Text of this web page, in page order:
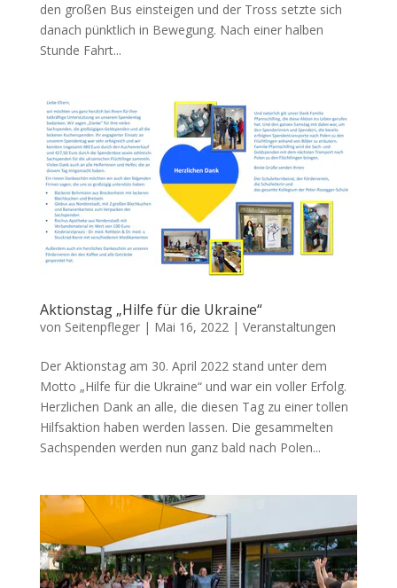
den großen Bus einsteigen und der Tross setzte sich
danach pünktlich in Bewegung. Nach einer halben
Stunde Fahrt...
Aktionstag „Hilfe für die Ukraine“
von Seitenpfleger| Mai 16, 2022| Veranstaltungen
Der Aktionstag am 30. April 2022 stand unter dem
Motto „Hilfe für die Ukraine“ und war ein voller Erfolg.
Herzlichen Dank an alle, die diesen Tag zu einer tollen
Hilfsaktion haben werden lassen. Die gesammelten
Sachspenden werden nun ganz bald nach Polen...